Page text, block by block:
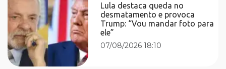
Lula destaca queda no
desmatamento e provoca
Trump: “Vou mandar foto para
ele”
07/08/2026 18:10